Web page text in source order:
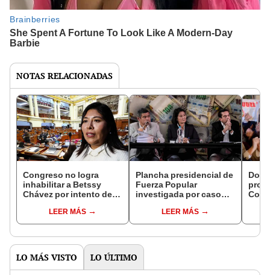
NOTAS RELACIONADAS
Congreso no logra
inhabilitar a Betssy
Chávez por intento de
LEER MÁS
Plancha presidencial de
Fuerza Popular
investigada por caso
criminal de Keiko
Fujimori, según Fiscalía
LEER MÁS
LO MÁS VISTO LO ÚLTIMO